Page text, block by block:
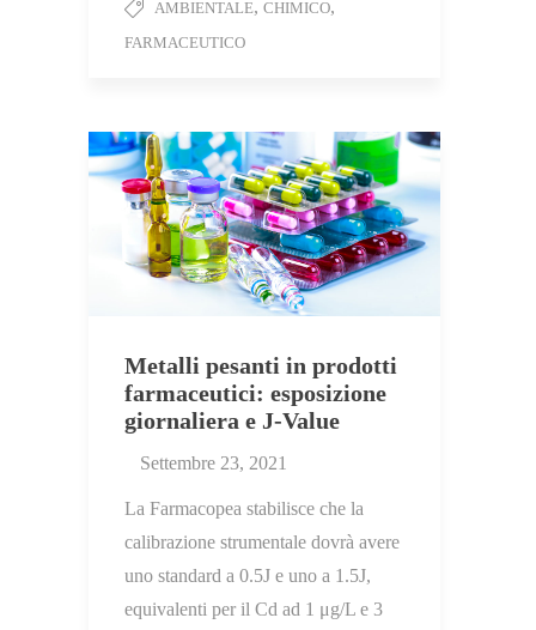
AMBIENTALE, CHIMICO,
FARMACEUTICO
Metalli pesanti in prodotti
farmaceutici: esposizione
giornaliera e J-Value
Settembre 23, 2021
La Farmacopea stabilisce che la
calibrazione strumentale dovrà avere
uno standard a 0.5J e uno a 1.5J,
equivalenti per il Cd ad 1 μg/L e 3